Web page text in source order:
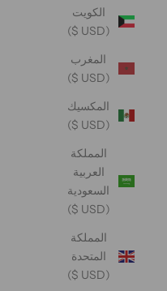
الكويت
(USD $)
المغرب
(USD $)
المكسيك
(USD $)
المملكة
العربية
السعودية
(USD $)
المملكة
المتحدة
(USD $)